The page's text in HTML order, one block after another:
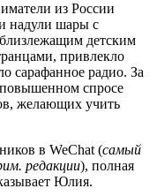
из России
надули шары с
детским
привлекло
сарафанное радио. За
спросе
желающих учить
в WeChat (самый
редакции), полная
Юлия.